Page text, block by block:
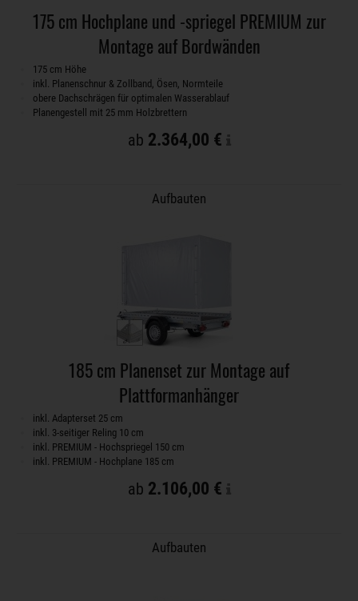
175 cm Hochplane und -spriegel PREMIUM zur
Montage auf Bordwänden
175 cm Höhe
inkl. Planenschnur & Zollband, Ösen, Normteile
obere Dachschrägen für optimalen Wasserablauf
Planengestell mit 25 mm Holzbrettern
ab 2.364,00 €
Aufbauten
185 cm Planenset zur Montage auf
Plattformanhänger
inkl. Adapterset 25 cm
inkl. 3-seitiger Reling 10 cm
inkl. PREMIUM - Hochspriegel 150 cm
inkl. PREMIUM - Hochplane 185 cm
ab 2.106,00 €
Aufbauten